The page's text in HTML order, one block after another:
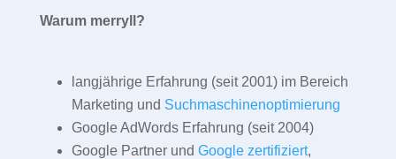
Warum merryll?
langjährige Erfahrung (seit 2001) im Bereich
Marketing und Suchmaschinenoptimierung
Google AdWords Erfahrung (seit 2004)
Google Partner und Google zertifiziert,